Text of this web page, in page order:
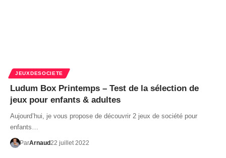
JEUXDESOCIETE
Ludum Box Printemps – Test de la sélection de
jeux pour enfants & adultes
Aujourd’hui, je vous propose de découvrir 2 jeux de société pour
enfants…
ParArnaud22 juillet 2022